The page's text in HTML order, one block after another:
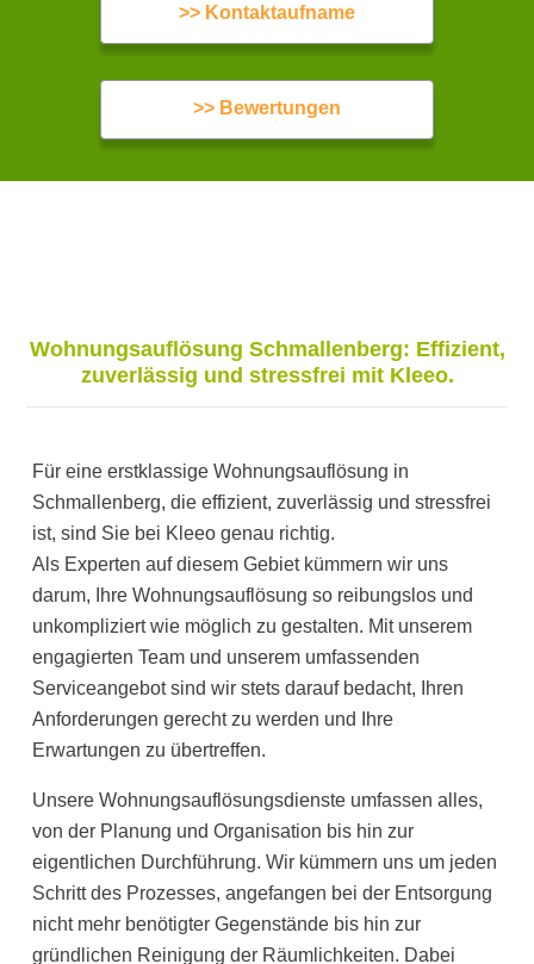
>> Kontaktaufname
>> Bewertungen
Wohnungsauflösung Schmallenberg: Effizient,
zuverlässig und stressfrei mit Kleeo.
Für eine erstklassige Wohnungsauflösung in
Schmallenberg, die effizient, zuverlässig und stressfrei
ist, sind Sie bei Kleeo genau richtig.
Als Experten auf diesem Gebiet kümmern wir uns
darum, Ihre Wohnungsauflösung so reibungslos und
unkompliziert wie möglich zu gestalten. Mit unserem
engagierten Team und unserem umfassenden
Serviceangebot sind wir stets darauf bedacht, Ihren
Anforderungen gerecht zu werden und Ihre
Erwartungen zu übertreffen.
Unsere Wohnungsauflösungsdienste umfassen alles,
von der Planung und Organisation bis hin zur
eigentlichen Durchführung. Wir kümmern uns um jeden
Schritt des Prozesses, angefangen bei der Entsorgung
nicht mehr benötigter Gegenstände bis hin zur
gründlichen Reinigung der Räumlichkeiten. Dabei